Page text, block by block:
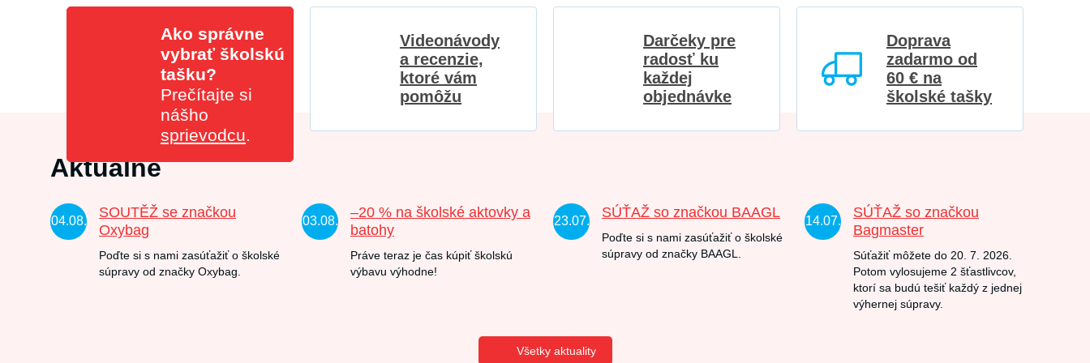
Ako správne
vybrať školskú
tašku?
Prečítajte si
nášho
sprievodcu.
Videonávody
a recenzie,
ktoré vám
pomôžu
Darčeky pre
radosť ku
každej
objednávke
Doprava
zadarmo od
60 € na
školské tašky
Aktuálne
04.08.
SOUTĚŽ se značkou
Oxybag
Poďte si s nami zasúťažiť o školské
súpravy od značky Oxybag.
03.08.
–20 % na školské aktovky a
batohy
Práve teraz je čas kúpiť školskú
výbavu výhodne!
23.07.
SÚŤAŽ so značkou BAAGL
Poďte si s nami zasúťažiť o školské
súpravy od značky BAAGL.
14.07.
SÚŤAŽ so značkou
Bagmaster
Súťažiť môžete do 20. 7. 2026.
Potom vylosujeme 2 šťastlivcov,
ktorí sa budú tešiť každý z jednej
výhernej súpravy.
Všetky aktuality